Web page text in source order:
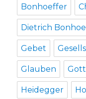
Bonhoeffer
Dietrich
Gebet
Glauben Gott
Heidegger